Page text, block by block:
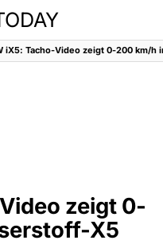
iX5: Tacho-Video zeigt 0-200 km/h
zeigt 0-
X5